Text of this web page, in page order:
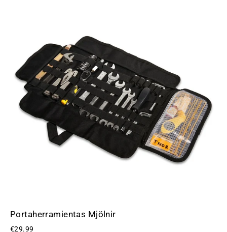
Portaherramientas Mjölnir
€29.99